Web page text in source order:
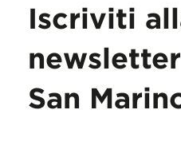
Iscriviti
San